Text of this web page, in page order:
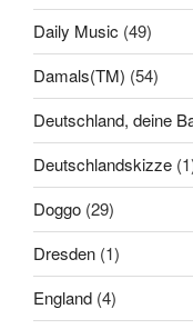
Daily Music (49)
Damals(TM) (54)
Deutschland, deine
Deutschlandskizze
Doggo (29)
Dresden (1)
England (4)